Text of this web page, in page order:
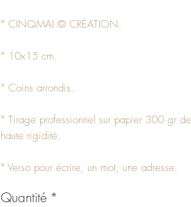
° CINQMAI © CRÉATION.
° 10x15 cm.
° Coins arrondis.
° Tirage professionnel sur papier 300 gr de
haute rigidité.
° Verso pour écrire, un mot, une adresse.
Quantité *